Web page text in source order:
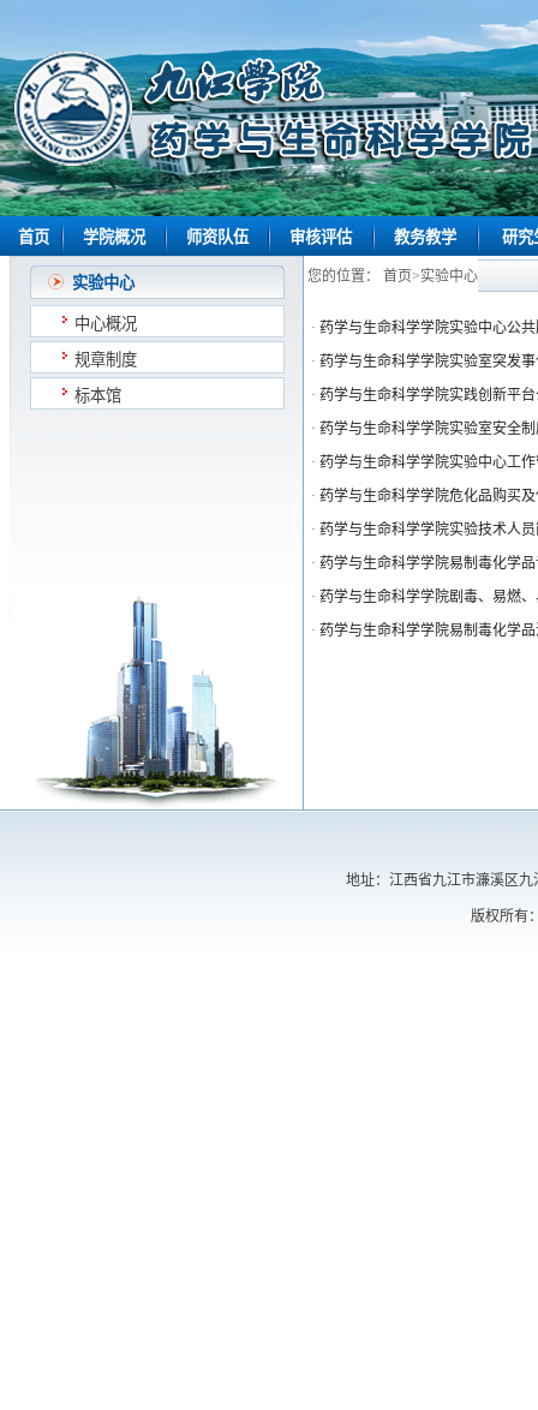
首页 学院概况 师资队伍 审核评估 教务教学 研
实验中心
中心概况
规章制度
标本馆
您的位置： 首页>实验中心
· 药学与生命科学学院实验中心公
· 药学与生命科学学院实验室突发
· 药学与生命科学学院实践创新平
· 药学与生命科学学院实验室安全
· 药学与生命科学学院实验中心工
· 药学与生命科学学院危化品购买
· 药学与生命科学学院实验技术人
· 药学与生命科学学院易制毒化学
· 药学与生命科学学院剧毒、易燃
· 药学与生命科学学院易制毒化学
地址：江西省九江市濂溪区九
版权所有